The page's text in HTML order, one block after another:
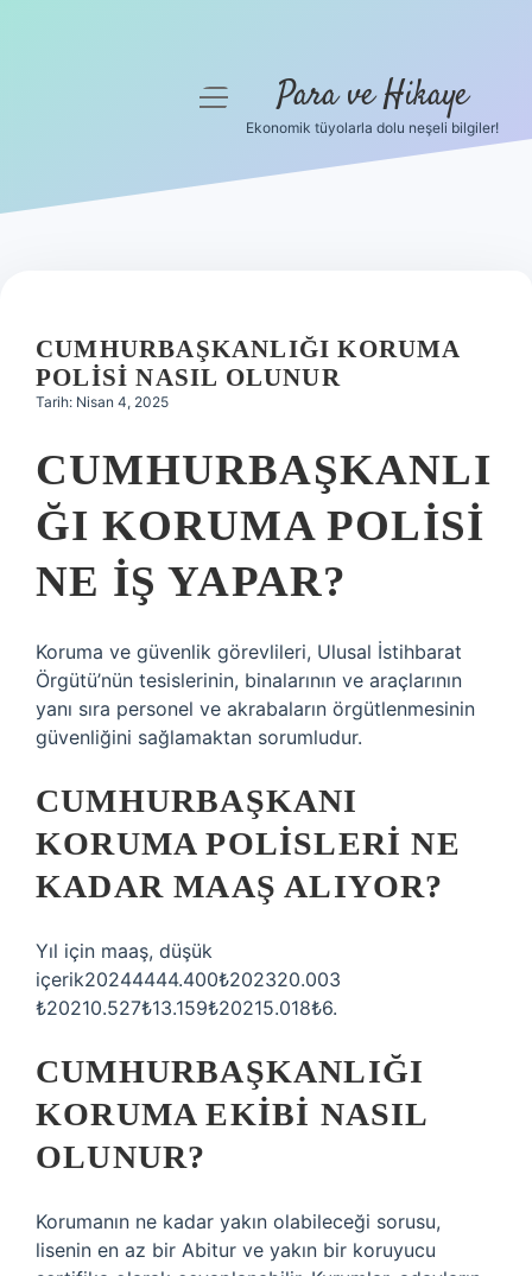
Hakkımızda
menüyü
Para ve Hikaye
Ekonomik tüyolarla dolu neşeli bilgiler!
CUMHURBAŞKANLIĞI KORUMA
POLISI NASIL OLUNUR
Tarih: Nisan 4, 2025
CUMHURBAŞKANLI
ĞI KORUMA POLISI
NE IŞ YAPAR?
Koruma ve güvenlik görevlileri, Ulusal İstihbarat
Örgütü’nün tesislerinin, binalarının ve araçlarının
yanı sıra personel ve akrabaların örgütlenmesinin
güvenliğini sağlamaktan sorumludur.
CUMHURBAŞKANI
KORUMA POLISLERI NE
KADAR MAAŞ ALIYOR?
Yıl için maaş, düşük
içerik20244444.400₺202320.003
₺20210.527₺13.159₺20215.018₺6.
CUMHURBAŞKANLIĞI
KORUMA EKIBI NASIL
OLUNUR?
Korumanın ne kadar yakın olabileceği sorusu,
lisenin en az bir Abitur ve yakın bir koruyucu